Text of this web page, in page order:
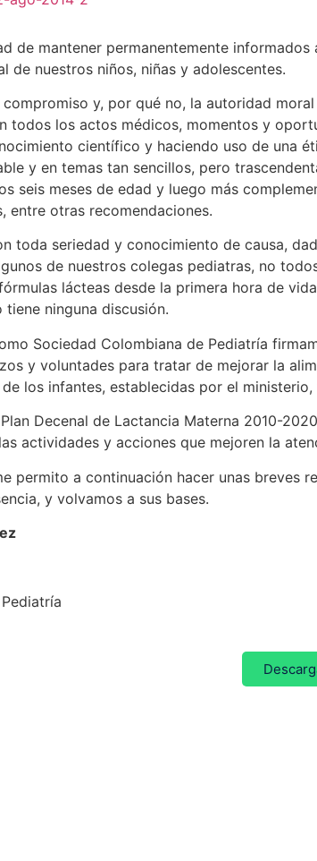
de mantener permanentemente
de nuestros niños, niñas y adolescentes.
y, por qué no, la autoridad
todos los actos médicos, momentos y
científico y haciendo uso de una
y en temas tan sencillos, pero
seis meses de edad y luego más
entre otras recomendaciones.
toda seriedad y conocimiento de causa,
de nuestros colegas pediatras, no
lácteas desde la primera hora de
ninguna discusión.
Sociedad Colombiana de Pediatría
y voluntades para tratar de mejorar la
los infantes, establecidas por el
Decenal de Lactancia Materna 2010-
actividades y acciones que mejoren la
permito a continuación hacer unas breves
y volvamos a sus bases.